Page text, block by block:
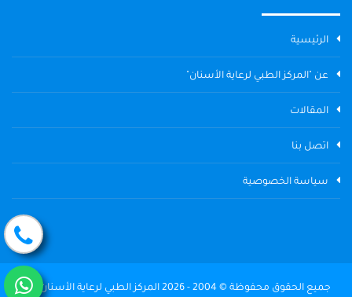
الرئيسية
عن "المركز الطبي لرعاية الأسنان"
المقالات
اتصل بنا
سياسة الخصوصية
جميع الحقوق محفوظة © 2004 - 2026 المركز الطبي لرعاية الأسنان The